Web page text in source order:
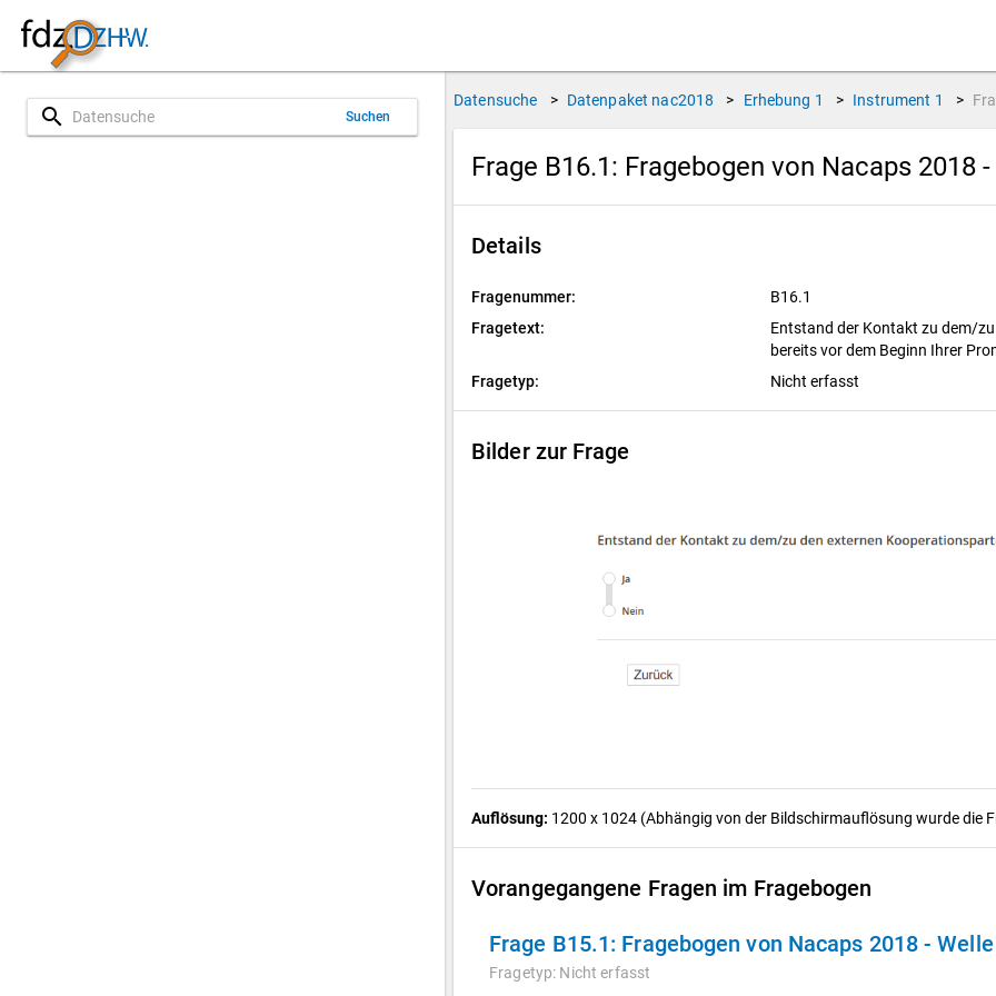
search Suchen
Datensuche > Datenpaket nac2018 > Erhebung 1 > Instrument 1 >
Frage B16.1: Fragebogen von Nacaps 2018 -
Details
Fragenummer:
B16.1
Fragetext:
Entstand der Kontakt zu dem/
bereits vor dem Beginn Ihrer
Fragetyp:
Nicht erfasst
Bilder zur Frage
Auflösung: 1200 x 1024 (Abhängig von der Bildschirmauflösung wurde die
Vorangegangene Fragen im Fragebogen
Frage B15.1: Fragebogen von Nacaps 2018 -
Fragetyp: Nicht erfasst